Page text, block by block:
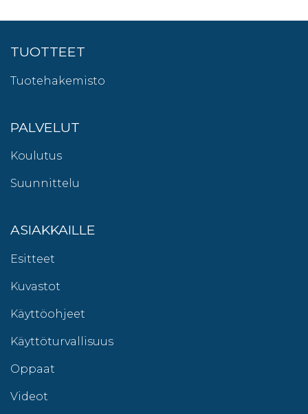
TUOTTEET
Tuotehakemisto
PALVELUT
Koulutus
Suunnittelu
ASIAKKAILLE
Esitteet
Kuvastot
Käyttöohjeet
Käyttöturvallisuus
Oppaat
Videot